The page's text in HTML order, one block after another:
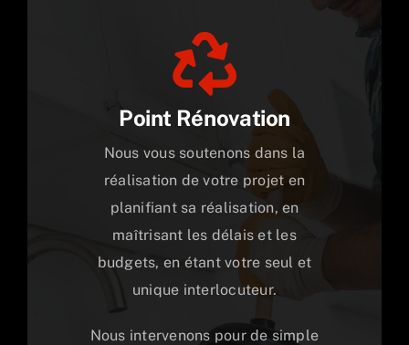
Point Rénovation
Nous vous soutenons dans la
réalisation de votre projet en
planifiant sa réalisation, en
maîtrisant les délais et les
budgets, en étant votre seul et
unique interlocuteur.
Nous intervenons pour de simple